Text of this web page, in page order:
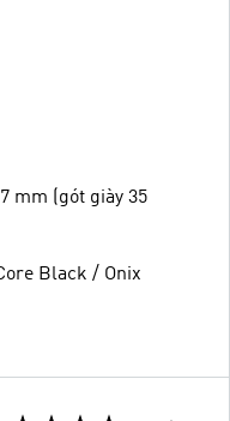
mm (gót giày 35
Black / Onix